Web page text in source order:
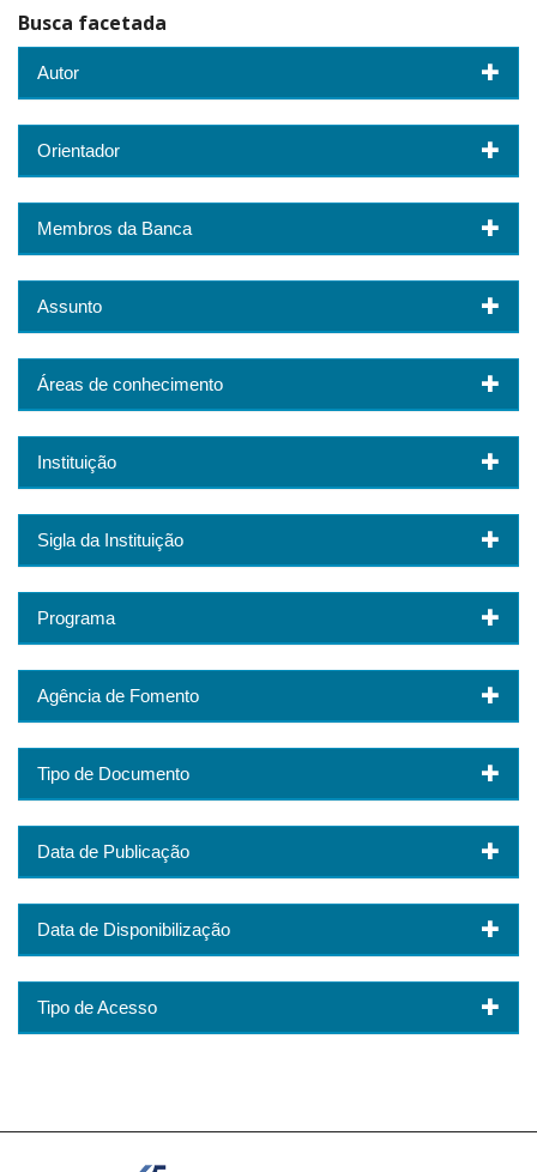
Busca facetada
Autor
Orientador
Membros da Banca
Assunto
Áreas de conhecimento
Instituição
Sigla da Instituição
Programa
Agência de Fomento
Tipo de Documento
Data de Publicação
Data de Disponibilização
Tipo de Acesso